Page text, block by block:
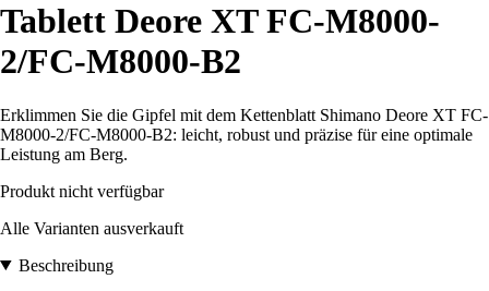
Tablett Deore XT FC-M8000-
2/FC-M8000-B2
Erklimmen Sie die Gipfel mit dem Kettenblatt Shimano Deore XT FC-
M8000-2/FC-M8000-B2: leicht, robust und präzise für eine optimale
Leistung am Berg.
Produkt nicht verfügbar
Alle Varianten ausverkauft
Beschreibung